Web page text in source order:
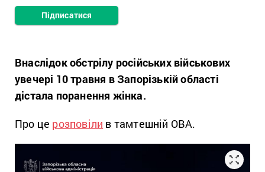
Підписатися
Внаслідок обстрілу російських військових
увечері 10 травня в Запорізькій області
дістала поранення жінка.
Про це розповіли в тамтешній ОВА.